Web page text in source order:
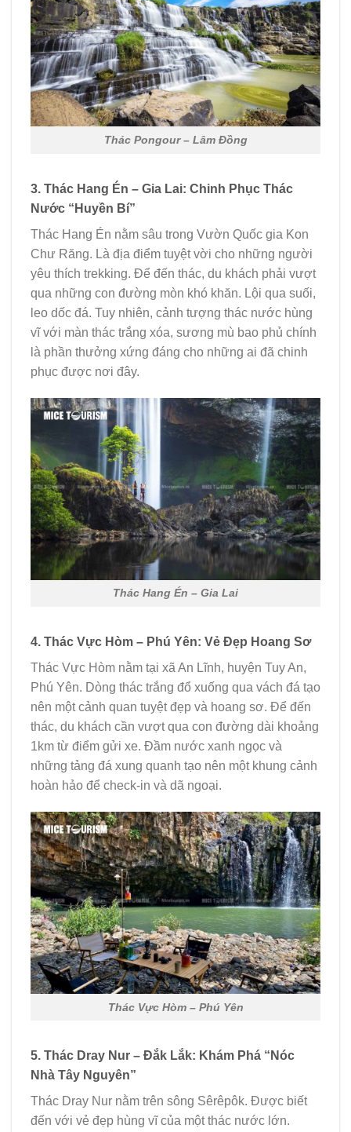
Thác Pongour – Lâm Đồng
3. Thác Hang Én – Gia Lai: Chinh Phục Thác
Nước “Huyền Bí”
Thác Hang Én nằm sâu trong Vườn Quốc gia Kon
Chư Răng. Là địa điểm tuyệt vời cho những người
yêu thích trekking. Để đến thác, du khách phải vượt
qua những con đường mòn khó khăn. Lội qua suối,
leo dốc đá. Tuy nhiên, cảnh tượng thác nước hùng
vĩ với màn thác trắng xóa, sương mù bao phủ chính
là phần thưởng xứng đáng cho những ai đã chinh
phục được nơi đây.
Thác Hang Én – Gia Lai
4. Thác Vực Hòm – Phú Yên: Vẻ Đẹp Hoang Sơ
Thác Vực Hòm nằm tại xã An Lĩnh, huyện Tuy An,
Phú Yên. Dòng thác trắng đổ xuống qua vách đá tạo
nên một cảnh quan tuyệt đẹp và hoang sơ. Để đến
thác, du khách cần vượt qua con đường dài khoảng
1km từ điểm gửi xe. Đầm nước xanh ngọc và
những tảng đá xung quanh tạo nên một khung cảnh
hoàn hảo để check-in và dã ngoại.
Thác Vực Hòm – Phú Yên
5. Thác Dray Nur – Đắk Lắk: Khám Phá “Nóc
Nhà Tây Nguyên”
Thác Dray Nur nằm trên sông Sêrêpôk. Được biết
đến với vẻ đẹp hùng vĩ của một thác nước lớn.